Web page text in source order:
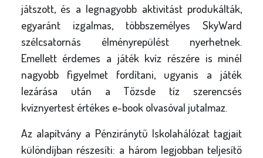
játszott, és a legnagyobb aktivitást produkálták,
egyaránt izgalmas, többszemélyes SkyWard
szélcsatornás élményrepülést nyerhetnek.
Emellett érdemes a játék kvíz részére is minél
nagyobb figyelmet fordítani, ugyanis a játék
lezárása után a Tőzsde tíz szerencsés
kvíznyertest értékes e-book olvasóval jutalmaz.
Az alapítvány a Pénziránytű Iskolahálózat tagjait
különdíjban részesíti: a három legjobban teljesítő